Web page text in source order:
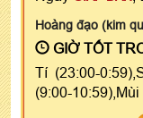
Hoàng đạo (kim
GIỜ TỐT
Tí (23:00-
(9:00-